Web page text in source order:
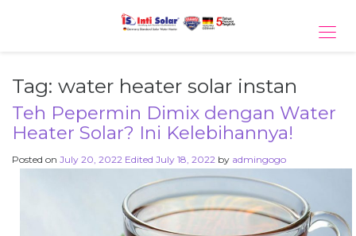
Tag: water heater solar instan
Teh Pepermin Dimix dengan Water
Heater Solar? Ini Kelebihannya!
Posted on July 20, 2022 Edited July 18, 2022 by admingogo